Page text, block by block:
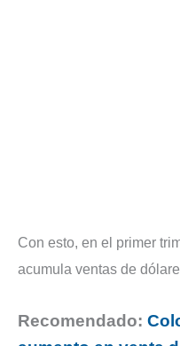
Con esto, en el primer
acumula ventas de
Recomendado: